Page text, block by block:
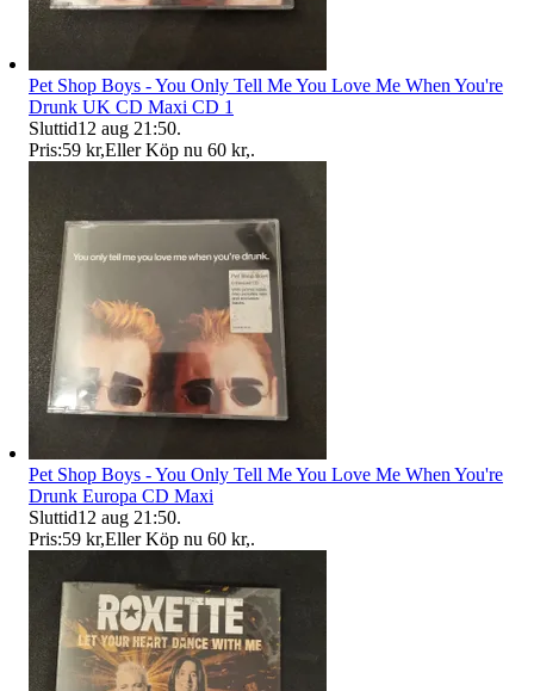
Pet Shop Boys - You Only Tell Me You Love Me When You're
Drunk UK CD Maxi CD 1
Sluttid12 aug 21:50.
Pris:59 kr,Eller Köp nu 60 kr,.
Pet Shop Boys - You Only Tell Me You Love Me When You're
Drunk Europa CD Maxi
Sluttid12 aug 21:50.
Pris:59 kr,Eller Köp nu 60 kr,.